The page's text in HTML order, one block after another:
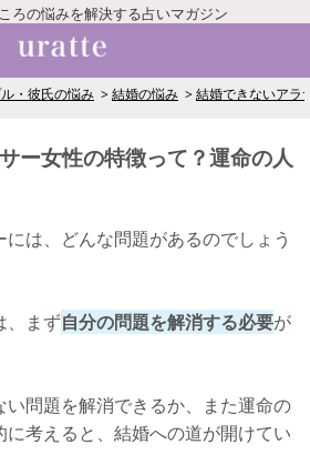
ろの悩みを解決する占いマガジン
・彼氏の悩み 結婚の悩み 結婚できないアラ
ー女性の特徴って？運命の人
は、どんな問題があるのでしょう
、まず自分の問題を解消する必要が
い問題を解消できるか、また運命の
に考えると、結婚への道が開けてい